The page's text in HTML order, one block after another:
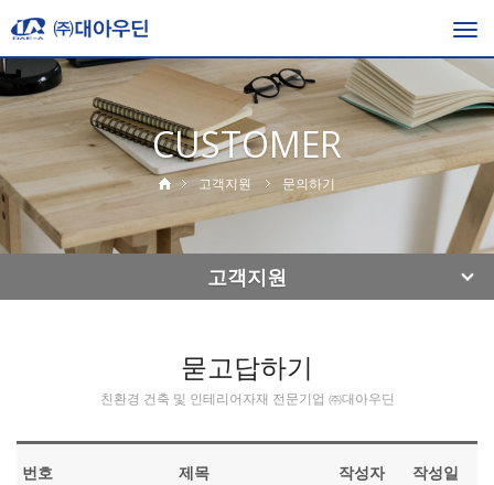
CUSTOMER
고객지원 문의하기
고객지원
묻고답하기
친환경 건축 및 인테리어자재 전문기업 ㈜대아우딘
번호 제목 작성자 작성일